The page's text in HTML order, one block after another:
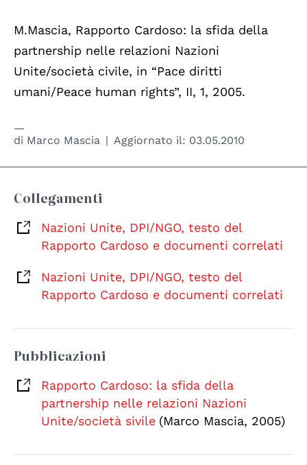
M.Mascia, Rapporto Cardoso: la sfida della
partnership nelle relazioni Nazioni
Unite/società civile, in “Pace diritti
umani/Peace human rights”, II, 1, 2005.
di Marco Mascia Aggiornato il: 03.05.2010
Collegamenti
Nazioni Unite, DPI/NGO, testo del
Rapporto Cardoso e documenti correlati
Nazioni Unite, DPI/NGO, testo del
Rapporto Cardoso e documenti correlati
Pubblicazioni
Rapporto Cardoso: la sfida della
partnership nelle relazioni Nazioni
Unite/società sivile (Marco Mascia, 2005)